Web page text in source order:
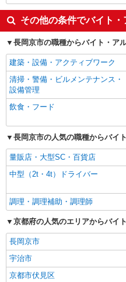
その他の条件でバイト
長岡京市の職種からバイト・ア
建築・設備・アクティブワーク
清掃・警備・ビルメンテナンス・
設備管理
飲食・フード
長岡京市の人気の職種からバイ
量販店・大型SC・百貨店
中型（2t・4t）ドライバー
調理・調理補助・調理師
京都府の人気のエリアからバイ
長岡京市
宇治市
京都市伏見区